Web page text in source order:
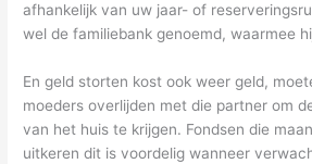
afhankelijk van uw jaar- of
wel de familiebank genoemd, waarmee
En geld storten kost ook weer geld,
moeders overlijden met die partner om
van het huis te krijgen. Fondsen die
uitkeren dit is voordelig wanneer